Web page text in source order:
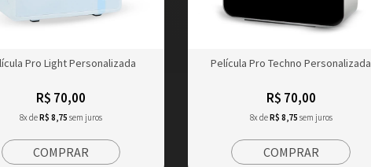
Pro Light Personalizada
R$ 70,00
8x deR$ 8,75 sem juros
COMPRAR
Película Pro Techno Personalizada
R$ 70,00
8x deR$ 8,75 sem juros
COMPRAR